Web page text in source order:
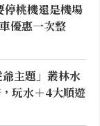
桃機還是機場
優惠一次整
爺主題」叢林水
玩水＋4大順遊